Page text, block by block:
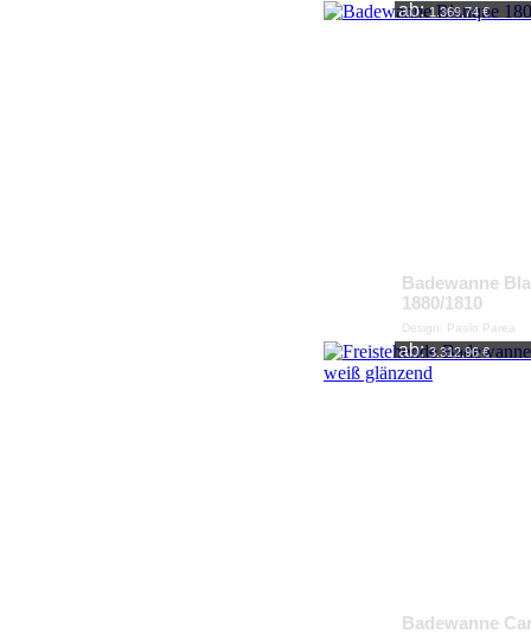
ab: 1.369,74 €
Badewanne
1880/1810
Design: Paolo Parea
ab: 3.312,96 €
Badewanne